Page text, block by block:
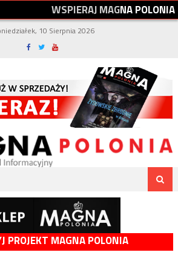
WSPIERAJMAGNAPOLONIA
10 Sierpnia 2026
PROJEKT MAGNA POLONIA